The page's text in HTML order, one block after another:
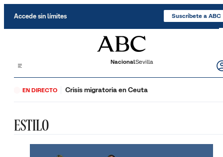
Accede sin límites Suscríbete a ABC
NacionalSevilla
EN DIRECTO Crisis migratoria en Ceuta
ESTILO